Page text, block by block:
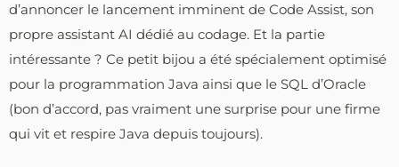
d’annoncer le lancement imminent de Code Assist, son
propre assistant AI dédié au codage. Et la partie
intéressante ? Ce petit bijou a été spécialement optimisé
pour la programmation Java ainsi que le SQL d’Oracle
(bon d’accord, pas vraiment une surprise pour une firme
qui vit et respire Java depuis toujours).